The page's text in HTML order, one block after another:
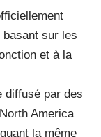
basant sur les
et à la
diffusé par des
America
la même